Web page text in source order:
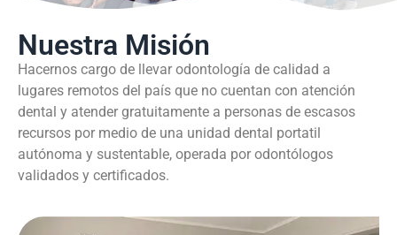
Nuestra Misión
Hacernos cargo de llevar odontología de calidad a
lugares remotos del país que no cuentan con atención
dental y atender gratuitamente a personas de escasos
recursos por medio de una unidad dental portatil
autónoma y sustentable, operada por odontólogos
validados y certificados.